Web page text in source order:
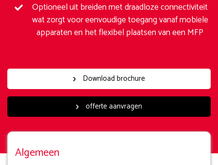
Optioneel uit breiden met draadloze connectiviteit
wat zorgt voor eenvoudige toegang vanaf mobiele
apparaten en het flexibel plaatsen van een MFP
Download brochure
offerte aanvragen
Algemeen